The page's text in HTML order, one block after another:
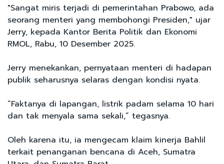
"Sangat miris terjadi di pemerintahan Prabowo, ada
seorang menteri yang membohongi Presiden," ujar
Jerry, kepada Kantor Berita Politik dan Ekonomi
RMOL, Rabu, 10 Desember 2025.
Jerry menekankan, pernyataan menteri di hadapan
publik seharusnya selaras dengan kondisi nyata.
“Faktanya di lapangan, listrik padam selama 10 hari
dan tak menyala sama sekali,” tegasnya.
Oleh karena itu, ia mengecam klaim kinerja Bahlil
terkait penanganan bencana di Aceh, Sumatra